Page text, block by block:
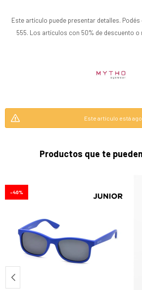
Este artículo puede presentar detalles.
555. Los artículos con 50% de descuento o
Este artículo está
Productos que te
40